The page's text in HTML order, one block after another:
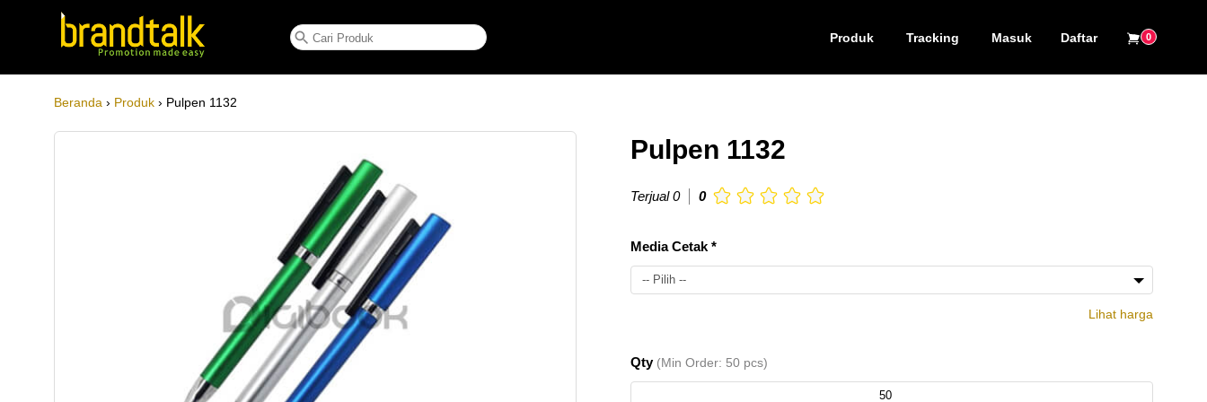
Produk Tracking Masuk Daftar 0
Beranda › Produk › Pulpen 1132
Pulpen 1132
Terjual 0 0
Media Cetak *
-- Pilih --
Lihat harga
Sablon
300
Rp.
8.000
Qty (Min Order: 50 pcs)